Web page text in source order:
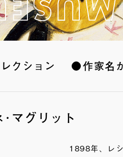
クション 作家名
･マグリット
1898年、レ